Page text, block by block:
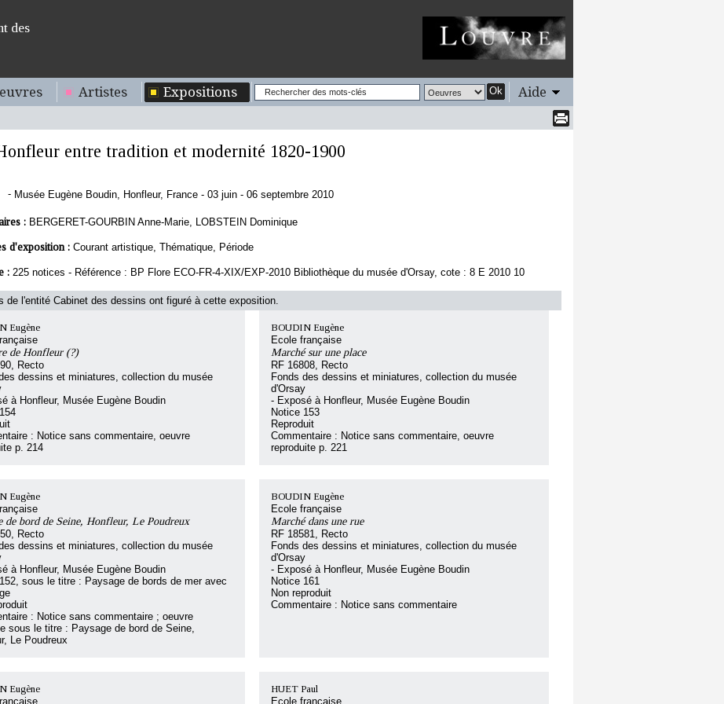
des
Artistes Expositions Ok Aide
entre tradition et modernité 1820-1900
- Musée Eugène Boudin, Honfleur, France - 03 juin - 06 septembre 2010
: BERGERET-GOURBIN Anne-Marie, LOBSTEIN Dominique
d'exposition : Courant artistique, Thématique, Période
: 225 notices - Référence : BP Flore ECO-FR-4-XIX/EXP-2010 Bibliothèque du musée d'Orsay, cote : 8 E 2010 10
de l'entité Cabinet des dessins ont figuré à cette exposition.
Eugène
de Honfleur (?)
Recto
dessins et miniatures, collection du musée
à Honfleur, Musée Eugène Boudin
: Notice sans commentaire, oeuvre
p. 214
BOUDIN Eugène
Ecole française
Marché sur une place
RF 16808, Recto
Fonds des dessins et miniatures, collection du musée
d'Orsay
- Exposé à Honfleur, Musée Eugène Boudin
Notice 153
Reproduit
Commentaire : Notice sans commentaire, oeuvre
reproduite p. 221
Eugène
de bord de Seine, Honfleur, Le Poudreux
Recto
dessins et miniatures, collection du musée
à Honfleur, Musée Eugène Boudin
sous le titre : Paysage de bords de mer avec
: Notice sans commentaire ; oeuvre
sous le titre : Paysage de bord de Seine,
Le Poudreux
BOUDIN Eugène
Ecole française
Marché dans une rue
RF 18581, Recto
Fonds des dessins et miniatures, collection du musée
d'Orsay
- Exposé à Honfleur, Musée Eugène Boudin
Notice 161
Non reproduit
Commentaire : Notice sans commentaire
Eugène HUET Paul
Ecole française